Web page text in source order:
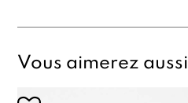
Vous aimerez aussi